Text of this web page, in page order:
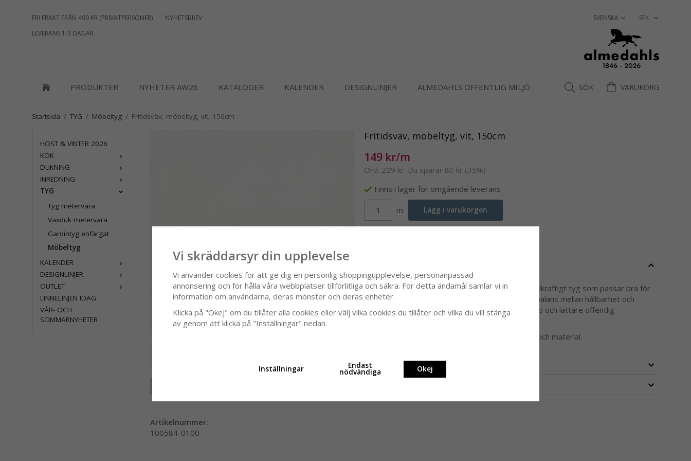
FRI FRAKT FRÅN 499 KR (PRIVATPERSONER)
NYHETSBREV
LEVERANS 1-3 DAGAR
PRODUKTER NYHETER AW26 KATALOGER KALENDER DESIGNLINJER ALMEDAHLS OFFENTLIG MILJÖ SÖK VARUKORG
Startsida / TYG / Möbeltyg / Fritidsväv, möbeltyg, vit, 150cm
HÖST & VINTER 2026
KÖK
DUKNING
INREDNING
TYG
Tyg metervara
Vaxduk metervara
Gardintyg enfärgat
Möbeltyg
KALENDER
DESIGNLINJER
OUTLET
LINNELINJEN IDAG
VÅR- OCH
SOMMARNYHETER
Fritidsväv, möbeltyg, vit, 150cm
149 kr/m
Ord. 229 kr. Du sparar 80 kr (35%)
Finns i lager för omgående leverans
m Lägg i varukorgen
Möbeltyg med en vikt på 293 g/m² är ett medelkraftigt tyg som passar bra för
klädslar, dynor och dekoration. Det ger en bra balans mellan hållbarhet och
flexibilitet, och det är lämpligt för både hemmiljö och lättare offentlig
Tyget är slitstarkt, och finns i flera olika färger och material.
SPECIFIKATION
Artikelnummer:
100584-0100
Vi skräddarsyr din upplevelse
Vi använder cookies för att ge dig en personlig shoppingupplevelse, personanpassad
annonsering och för hålla våra webbplatser tillförlitliga och säkra. För detta ändamål samlar vi in
information om användarna, deras mönster och deras enheter.
Klicka på "Okej" om du tillåter alla cookies eller välj vilka cookies du tillåter och vilka du vill stänga
av genom att klicka på "Inställningar" nedan.
Inställningar Endast
nödvändiga Okej